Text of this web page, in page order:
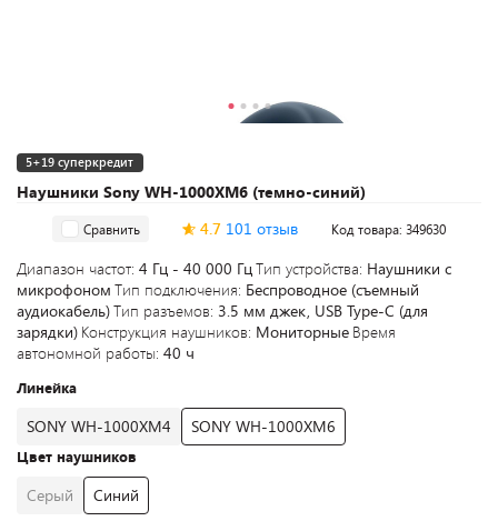
Наушники Sony WH-1000XM6 (темно-синий)
5+19 суперкредит
Сравнить 4.7 101 отзыв Код товара: 349630
Диапазон частот: 4 Гц - 40 000 ГцТип устройства: Наушники с
микрофоном Тип подключения: Беспроводное (съемный
аудиокабель)Тип разъемов: 3.5 мм джек, USB Type-C (для
зарядки) Конструкция наушников: Мониторные Время
автономной работы: 40 ч
Линейка
SONY WH-1000XM4 SONY WH-1000XM6
Цвет наушников
Серый Синий